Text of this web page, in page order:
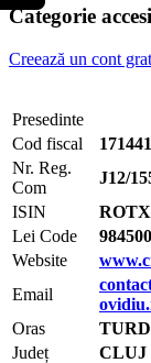
Categorie
Creează un cont
Presedinte
Cod fiscal
Nr. Reg.
Com
J12/
ISIN
Lei Code
Website
Email
Oras
Județ
CLUJ